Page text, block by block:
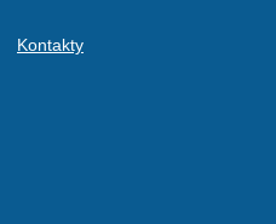
Kontakty